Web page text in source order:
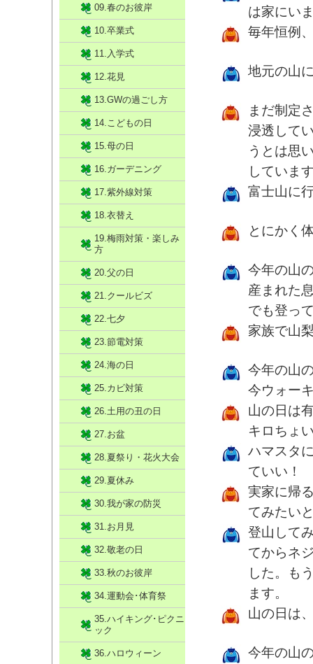
は家にい
毎年恒例
地元の山
まだ制定
浸透して
うとは思
していま
富士山に
とにかく
今年の山
産まれた
でも登っ
家族で山
今年の山
今ウォー
山の日は
キロちょ
ハマスタ
ていい！
実家に帰
てみたい
登山して
てからネ
した。も
ます。
山の日は
今年の山
09.春のお彼岸
10.卒業式
11.入学式
12.花見
13.GWの過ごし方
14.こどもの日
15.母の日
16.ガーデニング
17.紫外線対策
18.衣替え
19.梅雨対策・楽しみ
方
20.父の日
21.クールビズ
22.七夕
23.節電対策
24.海の日
25.カビ対策
26.土用の丑の日
27.お盆
28.夏祭り・花火大会
29.夏休み
30.我が家の防災
31.お月見
32.敬老の日
33.秋のお彼岸
34.運動会･体育祭
35.ハイキング･ピクニ
ック
36.ハロウィーン